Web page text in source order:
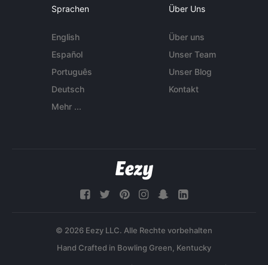
Sprachen
English
Español
Português
Deutsch
Mehr ...
Über Uns
Über uns
Unser Team
Unser Blog
Kontakt
© 2026 Eezy LLC. Alle Rechte vorbehalten